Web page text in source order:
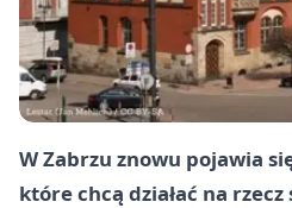
W Zabrzu znowu pojawia
które chcą działać na